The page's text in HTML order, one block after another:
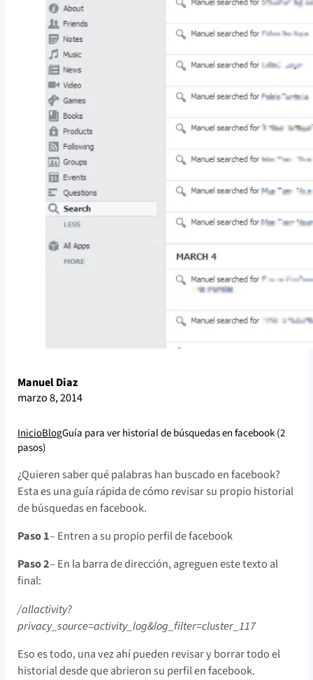
Manuel Diaz
marzo 8, 2014
InicioBlogGuía para ver historial de búsquedas en facebook (2
pasos)
¿Quieren saber qué palabras han buscado en facebook?
Esta es una guía rápida de cómo revisar su propio historial
de búsquedas en facebook.
Paso 1– Entren a su propio perfil de facebook
Paso 2– En la barra de dirección, agreguen este texto al
final:
/allactivity?
privacy_source=activity_log&log_filter=cluster_117
Eso es todo, una vez ahí pueden revisar y borrar todo el
historial desde que abrieron su perfil en facebook.